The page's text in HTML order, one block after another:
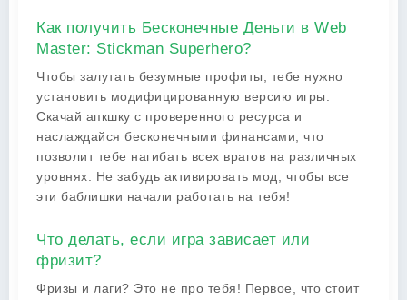
Как получить Бесконечные Деньги в Web
Master: Stickman Superhero?
Чтобы залутать безумные профиты, тебе нужно
установить модифицированную версию игры.
Скачай апкшку с проверенного ресурса и
наслаждайся бесконечными финансами, что
позволит тебе нагибать всех врагов на различных
уровнях. Не забудь активировать мод, чтобы все
эти баблишки начали работать на тебя!
Что делать, если игра зависает или
фризит?
Фризы и лаги? Это не про тебя! Первое, что стоит